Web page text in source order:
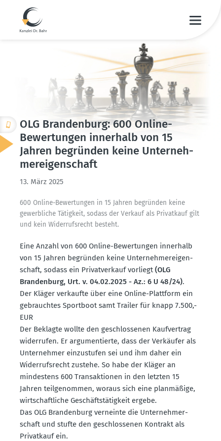
OLG Brandenburg: 600 Online-
Bewer­tungen innerhalb von 15
Jahren begründen keine Unter­neh­
mer­ei­gen­schaft
13. März 2025
600 Online-Bewer­tungen in 15 Jahren begründen keine
gewerb­liche Tätigkeit, sodass der Verkauf als Privatkauf gilt
und kein Wider­rufs­recht besteht.
Eine Anzahl von 600 Online-Bewer­tungen innerhalb
von 15 Jahren begründen keine Unter­neh­mer­ei­gen­
schaft, sodass ein Privat­verkauf vorliegt(OLG
Brandenburg, Urt. v. 04.02.2025 - Az.: 6 U 48/24).
Der Kläger verkaufte über eine Online-Plattform ein
gebrauchtes Sportboot samt Trailer für knapp 7.500,-
EUR
Der Beklagte wollte den geschlos­senen Kaufvertrag
wider­rufen. Er argumen­tierte, dass der Verkäufer als
Unter­nehmer einzu­stufen sei und ihm daher ein
Wider­rufs­recht zustehe. So habe der Kläger an
mindestens 600 Trans­ak­tionen in den letzten 15
Jahren teilge­nommen, woraus sich eine planmäßige,
wirtschaft­liche Geschäfts­tä­tigkeit ergebe.
Das OLG Brandenburg verneinte die Unter­neh­mer­
schaft und stufte den geschlos­senen Kontrakt als
Privatkauf ein.